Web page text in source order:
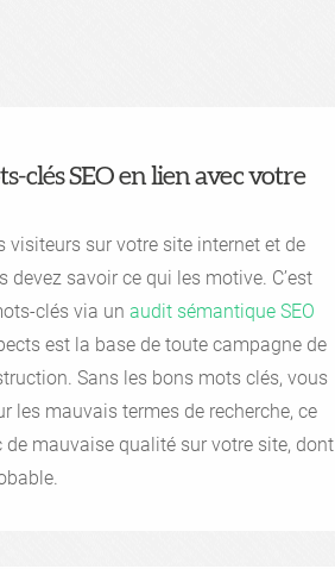
clés SEO en lien avec votre
visiteurs sur votre site internet et de
devez savoir ce qui les motive. C’est
clés via unaudit sémantique SEO
est la base de toute campagne de
Sans les bons mots clés, vous
les mauvais termes de recherche, ce
mauvaise qualité sur votre site, dont